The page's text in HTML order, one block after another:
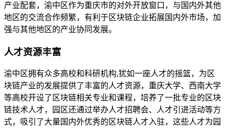
产业配套，渝中区作为重庆市的对外开放窗口，与国内外其他
地区的交流合作频繁，有利于区块链企业拓展国内外市场，加
强与其他地区的产业协同发展。
人才资源丰富
渝中区拥有众多高校和科研机构,犹如一座人才的摇篮，为区
块链产业的发展提供了丰富的人才资源，重庆大学、西南大学
等高校开设了区块链相关专业和课程，培养了一批专业的区块
链技术人才，园区还通过举办人才招聘会、人才引进活动等方
式，吸引了大量国内外优秀的区块链人才入驻，这些人才为园